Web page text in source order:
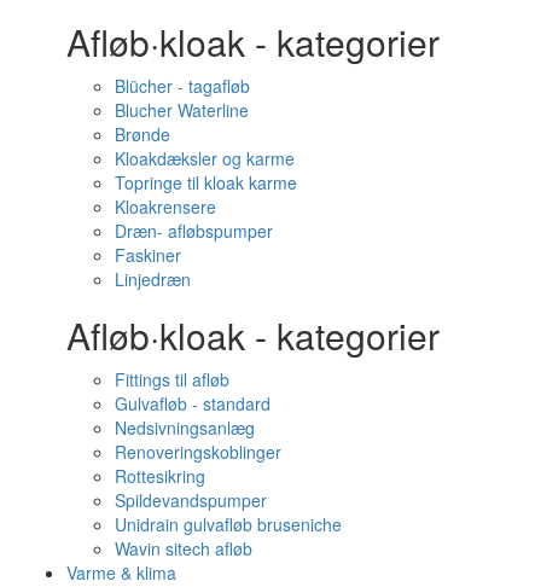
Afløb·kloak - kategorier
Blücher - tagafløb
Blucher Waterline
Brønde
Kloakdæksler og karme
Topringe til kloak karme
Kloakrensere
Dræn- afløbspumper
Faskiner
Linjedræn
Afløb·kloak - kategorier
Fittings til afløb
Gulvafløb - standard
Nedsivningsanlæg
Renoveringskoblinger
Rottesikring
Spildevandspumper
Unidrain gulvafløb bruseniche
Wavin sitech afløb
Varme & klima